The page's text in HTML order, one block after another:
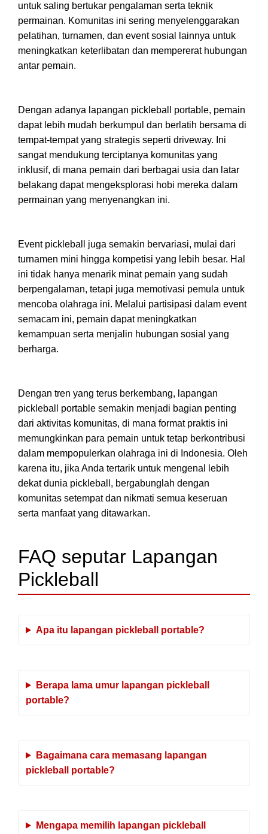
untuk saling bertukar pengalaman serta teknik
permainan. Komunitas ini sering menyelenggarakan
pelatihan, turnamen, dan event sosial lainnya untuk
meningkatkan keterlibatan dan mempererat hubungan
antar pemain.
Dengan adanya lapangan pickleball portable, pemain
dapat lebih mudah berkumpul dan berlatih bersama di
tempat-tempat yang strategis seperti driveway. Ini
sangat mendukung terciptanya komunitas yang
inklusif, di mana pemain dari berbagai usia dan latar
belakang dapat mengeksplorasi hobi mereka dalam
permainan yang menyenangkan ini.
Event pickleball juga semakin bervariasi, mulai dari
turnamen mini hingga kompetisi yang lebih besar. Hal
ini tidak hanya menarik minat pemain yang sudah
berpengalaman, tetapi juga memotivasi pemula untuk
mencoba olahraga ini. Melalui partisipasi dalam event
semacam ini, pemain dapat meningkatkan
kemampuan serta menjalin hubungan sosial yang
berharga.
Dengan tren yang terus berkembang, lapangan
pickleball portable semakin menjadi bagian penting
dari aktivitas komunitas, di mana format praktis ini
memungkinkan para pemain untuk tetap berkontribusi
dalam mempopulerkan olahraga ini di Indonesia. Oleh
karena itu, jika Anda tertarik untuk mengenal lebih
dekat dunia pickleball, bergabunglah dengan
komunitas setempat dan nikmati semua keseruan
serta manfaat yang ditawarkan.
FAQ seputar Lapangan
Pickleball
Apa itu lapangan pickleball portable?
Berapa lama umur lapangan pickleball
portable?
Bagaimana cara memasang lapangan
pickleball portable?
Mengapa memilih lapangan pickleball